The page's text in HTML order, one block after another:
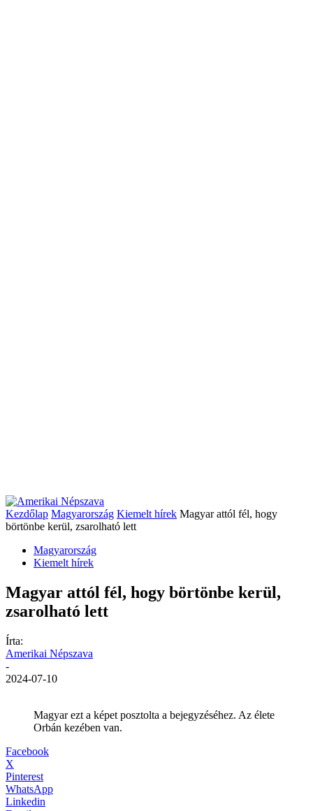
Kezdőlap Magyarország Kiemelt hírek Magyar attól fél, hogy
börtönbe kerül, zsarolható lett
Magyarország
Kiemelt hírek
Magyar attól fél, hogy börtönbe kerül,
zsarolható lett
Írta:
Amerikai Népszava
-
2024-07-10
Magyar ezt a képet posztolta a bejegyzéséhez. Az élete
Orbán kezében van.
Facebook
X
Pinterest
WhatsApp
Linkedin